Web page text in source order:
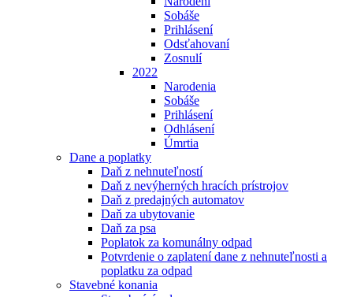
Sobáše
Prihlásení
Odsťahovaní
Zosnulí
2022
Narodenia
Sobáše
Prihlásení
Odhlásení
Úmrtia
Dane a poplatky
Daň z nehnuteľností
Daň z nevýherných hracích prístrojov
Daň z predajných automatov
Daň za ubytovanie
Daň za psa
Poplatok za komunálny odpad
Potvrdenie o zaplatení dane z nehnuteľnosti a
poplatku za odpad
Stavebné konania